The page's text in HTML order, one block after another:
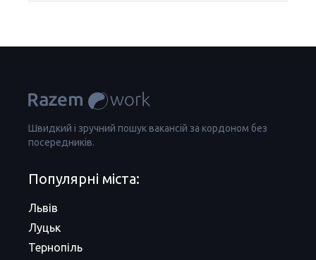
Швидкий і зручний пошук вакансій за кордоном без
посередників.
Популярні міста:
Львів
Луцьк
Тернопіль